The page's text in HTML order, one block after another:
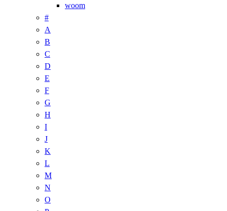
woom
#
A
B
C
D
E
F
G
H
I
J
K
L
M
N
O